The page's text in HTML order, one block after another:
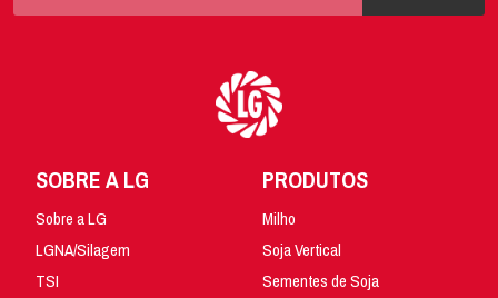
SOBRE A LG
Sobre a LG
LGNA/Silagem
TSI
PRODUTOS
Milho
Soja Vertical
Sementes de Soja